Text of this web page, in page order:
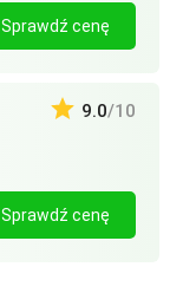
Sprawdź cenę
9.0/10
Sprawdź cenę